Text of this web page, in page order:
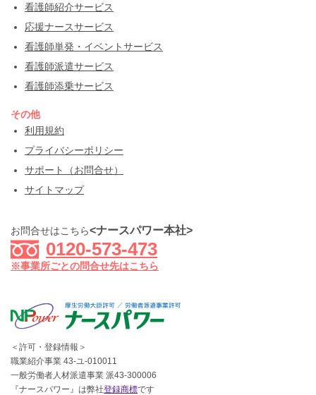
看護師紹介サービス
応援ナースサービス
看護師単発・イベントサービス
看護師派遣サービス
看護師添乗サービス
その他
利用規約
プライバシーポリシー
サポート（お問合せ）
サイトマップ
お問合せはこちら<ナースパワー本社>
0120-573-473
※事業所ごとの問合せ先はこちら
＜許可・登録情報＞
職業紹介事業 43-ユ-010011
一般労働者人材派遣事業 派43-300006
『ナースパワー』は弊社登録商標です